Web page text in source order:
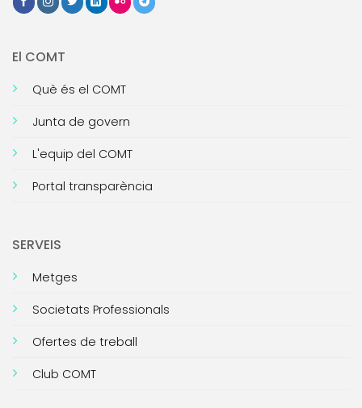
El COMT
Què és el COMT
Junta de govern
L'equip del COMT
Portal transparència
SERVEIS
Metges
Societats Professionals
Ofertes de treball
Club COMT